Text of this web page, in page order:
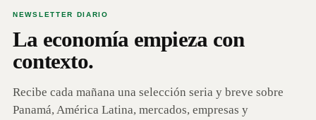
NEWSLETTER DIARIO
La economía empieza con
contexto.
Recibe cada mañana una selección seria y breve sobre
Panamá, América Latina, mercados, empresas y